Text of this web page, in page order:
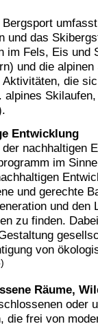
und das
im Fels, Eis und
und die
die
alpines
Entwicklung
nachhaltigen
im
und gerechte
und den
zu finden.
von
Räume,
oder
die frei von